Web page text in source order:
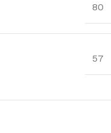
80
57